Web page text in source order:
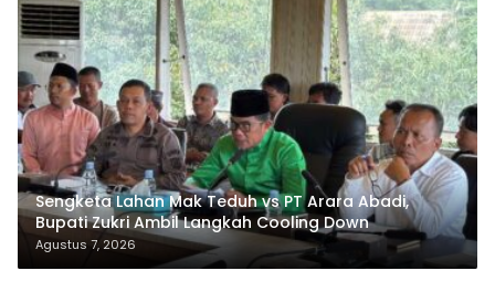
Sengketa Lahan Mak Teduh vs PT Arara Abadi,
Bupati Zukri Ambil Langkah Cooling Down
Agustus 7, 2026